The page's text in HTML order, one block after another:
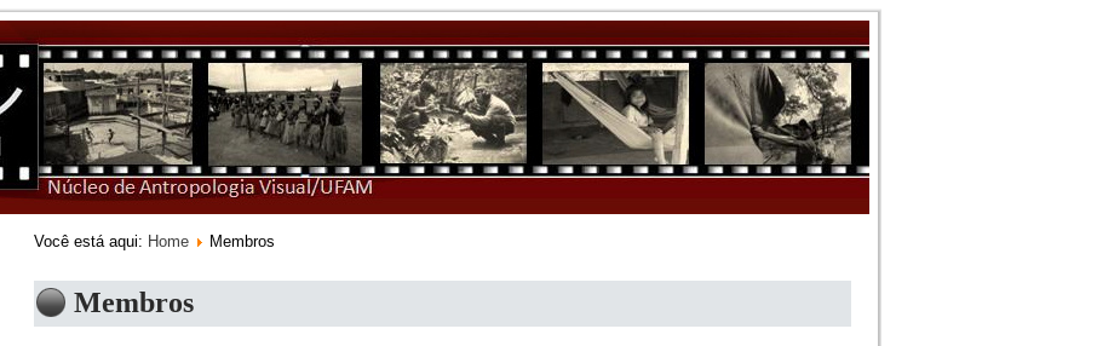
Você está aqui: Home Membros
Membros